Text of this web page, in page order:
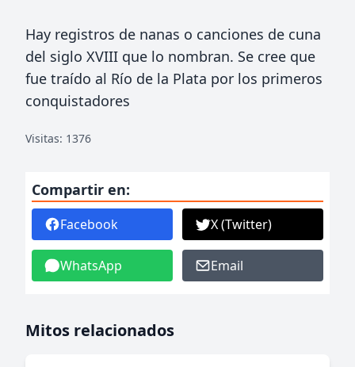
Hay registros de nanas o canciones de cuna
del siglo XVIII que lo nombran. Se cree que
fue traído al Río de la Plata por los primeros
conquistadores
Visitas: 1376
Compartir en:
Facebook X (Twitter)
WhatsApp Email
Mitos relacionados